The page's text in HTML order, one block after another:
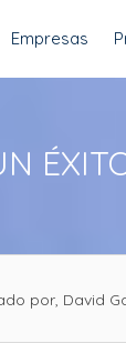
por, David
Empresas